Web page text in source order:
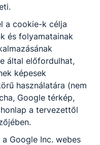
a cookie-k célja
és folyamatainak
által előfordulhat,
képesek
használatára (nem
Google térkép,
a tervezettől
Google Inc. webes